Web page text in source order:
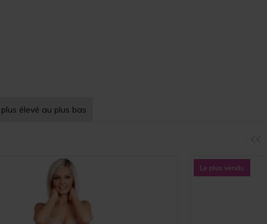
élevé au plus bas